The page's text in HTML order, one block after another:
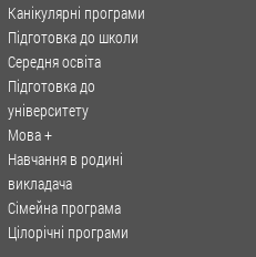
Канікулярні програми
Підготовка до школи
Середня освіта
Підготовка до
університету
Мова +
Навчання в родині
викладача
Сімейна програма
Цілорічні програми